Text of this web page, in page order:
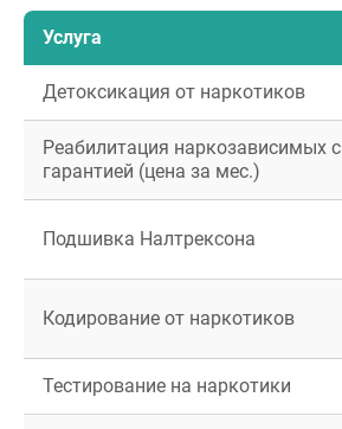
Услуга
Детоксикация от наркотиков
Реабилитация наркозависимых с
гарантией (цена за мес.)
Подшивка Налтрексона
Кодирование от наркотиков
Тестирование на наркотики